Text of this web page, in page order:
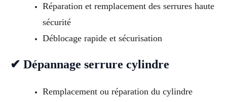
Réparation et remplacement des serrures haute
sécurité
Déblocage rapide et sécurisation
✔ Dépannage serrure cylindre
Remplacement ou réparation du cylindre